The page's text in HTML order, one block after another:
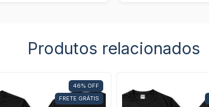
Produtos relacionados
46% OFF
FRETE GRÁTIS